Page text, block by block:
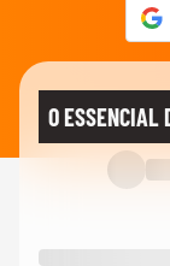
O ESSENCIAL